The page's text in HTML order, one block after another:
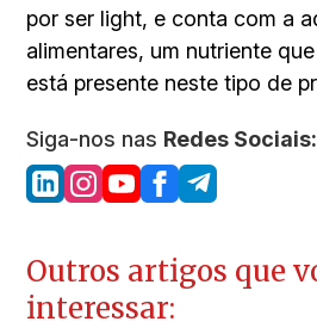
por ser light, e conta com a
alimentares, um nutriente
está presente neste tipo de
Siga-nos nas Redes Sociais:
Outros artigos que
interessar: